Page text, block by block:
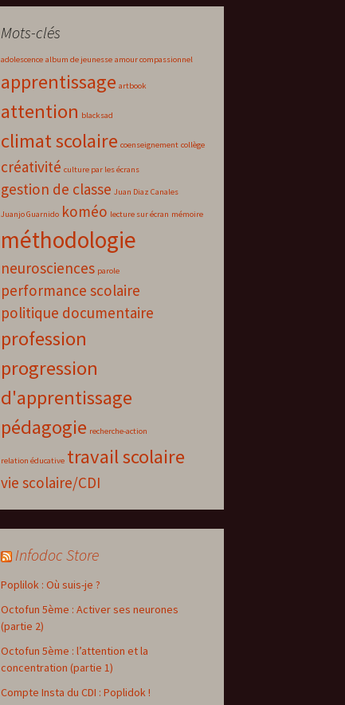
Mots-clés
adolescence album de jeunesse amour compassionnel
apprentissage artbook
attention blacksad
climat scolaire coenseignement collège
créativité culture par les écrans
gestion de classe Juan Diaz Canales
Juanjo Guarnido koméo lecture sur écran mémoire
méthodologie
neurosciences parole
performance scolaire
politique documentaire
profession
progression
d'apprentissage
pédagogie recherche-action
relation éducative travail scolaire
vie scolaire/CDI
Infodoc Store
Poplilok : Où suis-je ?
Octofun 5ème : Activer ses neurones
(partie 2)
Octofun 5ème : l’attention et la
concentration (partie 1)
Compte Insta du CDI : Poplidok !